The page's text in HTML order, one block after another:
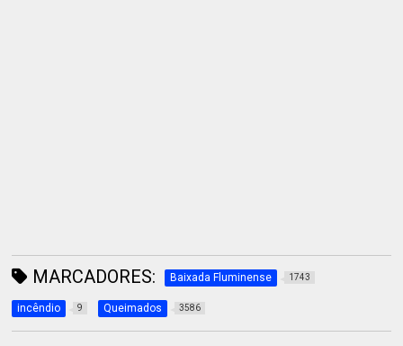
MARCADORES: Baixada Fluminense 1743
incêndio 9 Queimados 3586